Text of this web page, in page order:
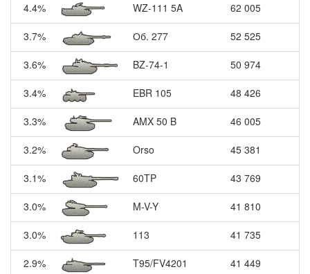
4.4% WZ-111 5A 62 005
3.7% Об. 277 52 525
3.6% BZ-74-1 50 974
3.4% EBR 105 48 426
3.3% AMX 50 B 46 005
3.2% Orso 45 381
3.1% 60TP 43 769
3.0% M-V-Y 41 810
3.0% 113 41 735
2.9% T95/FV4201 41 449